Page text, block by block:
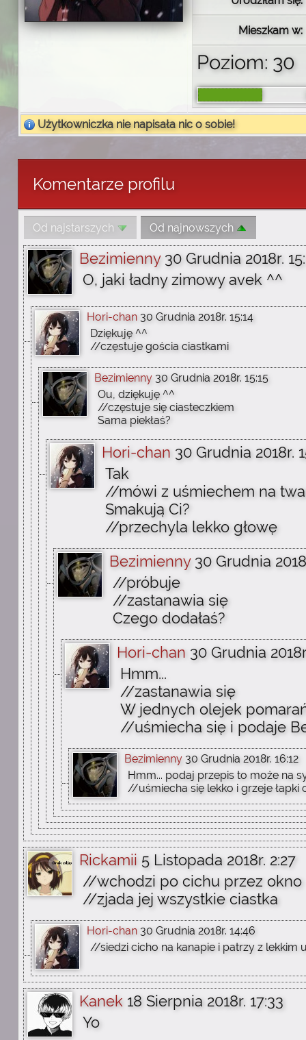
Mieszkam w:
Poziom: 30
Użytkowniczka nie napisała nic o sobie!
Komentarze profilu
Od najstarszych Od najnowszych
Bezimienny 30 Grudnia 2018r.
O, jaki ładny zimowy avek ^^
Hori-chan 30 Grudnia 2018r. 15:14
Dziękuję ^^
//częstuje gościa ciastkami
Bezimienny 30 Grudnia 2018r. 15:15
Ou, dziękuję ^^
//częstuje się ciasteczkiem
Sama piekłaś?
Hori-chan 30 Grudnia 2018r.
Tak
//mówi z uśmiechem na
Smakują Ci?
//przechyla lekko głowę
Bezimienny 30 Grudnia
//próbuje
//zastanawia się
Czego dodałaś?
Hori-chan 30 Grudnia
Hmm...
//zastanawia się
W jednych olejek
//uśmiecha się i podaje
Bezimienny 30 Grudnia 2018r. 16:12
Hmm... podaj przepis to może na
//uśmiecha się lekko i grzeje łapki
Rickamii 5 Listopada 2018r. 2:27
//wchodzi po cichu przez okno
//zjada jej wszystkie ciastka
Hori-chan 30 Grudnia 2018r. 14:46
//siedzi cicho na kanapie i patrzy z lekkim
Kanek 18 Sierpnia 2018r. 17:33
Yo